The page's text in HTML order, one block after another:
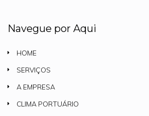
Navegue por Aqui
HOME
SERVIÇOS
A EMPRESA
CLIMA PORTUÁRIO